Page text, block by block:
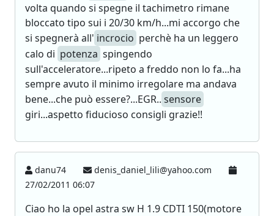
volta quando si spegne il tachimetro rimane
bloccato tipo sui i 20/30 km/h...mi accorgo che
si spegnerà all' incrocio perchè ha un leggero
calo di potenza spingendo
sull'acceleratore...ripeto a freddo non lo fa...ha
sempre avuto il minimo irregolare ma andava
bene...che può essere?...EGR.. sensore
giri...aspetto fiducioso consigli grazie!!
danu74
denis_daniel_lili@yahoo.com
27/02/2011 06:07
Ciao ho la opel astra sw H 1.9 CDTI 150(motore